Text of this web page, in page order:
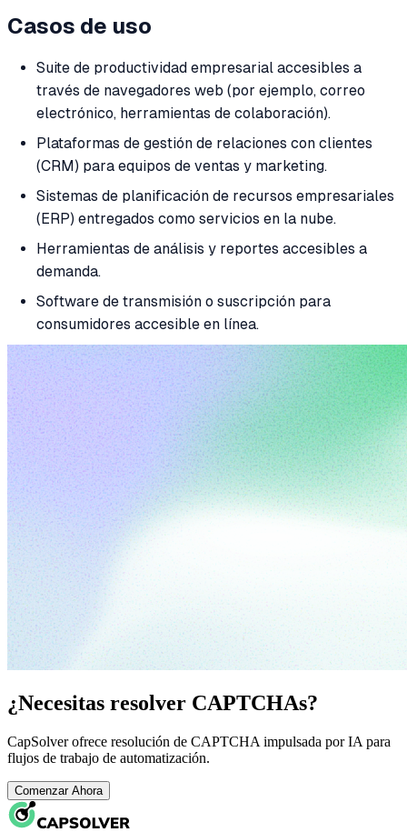
Casos de uso
Suite de productividad empresarial accesibles a
través de navegadores web (por ejemplo, correo
electrónico, herramientas de colaboración).
Plataformas de gestión de relaciones con clientes
(CRM) para equipos de ventas y marketing.
Sistemas de planificación de recursos empresariales
(ERP) entregados como servicios en la nube.
Herramientas de análisis y reportes accesibles a
demanda.
Software de transmisión o suscripción para
consumidores accesible en línea.
¿Necesitas resolver CAPTCHAs?
CapSolver ofrece resolución de CAPTCHA impulsada por IA para
flujos de trabajo de automatización.
Comenzar Ahora